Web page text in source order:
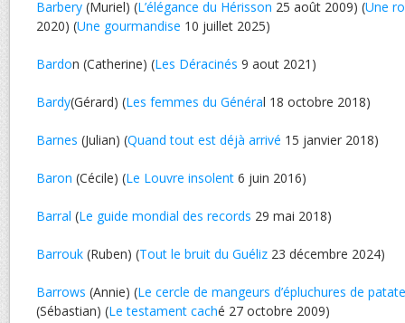
Barbery (Muriel) (L’élégance du Hérisson 25 août 2009) (Une
2020) (Une gourmandise 10 juillet 2025)
Bardon (Catherine) (Les Déracinés 9 aout 2021)
Bardy(Gérard) (Les femmes du Général 18 octobre 2018)
Barnes (Julian) (Quand tout est déjà arrivé 15 janvier 2018)
Baron (Cécile) (Le Louvre insolent 6 juin 2016)
Barral (Le guide mondial des records 29 mai 2018)
Barrouk (Ruben) (Tout le bruit du Guéliz 23 décembre 2024)
Barrows (Annie) (Le cercle de mangeurs d’épluchures de
(Sébastian) (Le testament caché 27 octobre 2009)